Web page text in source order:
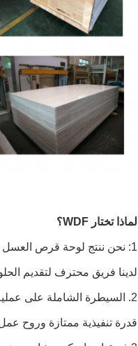
لماذا تختار WDF؟
1: نحن ننتج لوحة قرص العسل مع أكثر من 10 سنوات من الخبرة.
لدينا فريق محترف لتقديم
2. السيطرة الشاملة على عملية الإنتاج بأكملها.
قدرة تنفيذية ممتازة وروح